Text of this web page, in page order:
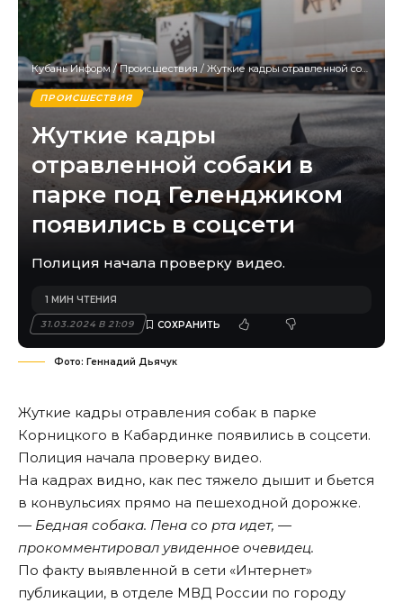
Кубань Информ/Происшествия / Жуткие кадры отравленной собаки в парке под Геленджиком появились в соцсети
ПРОИСШЕСТВИЯ
Жуткие кадры
отравленной собаки в
парке под Геленджиком
появились в соцсети
Полиция начала проверку видео.
31.03.2024 В 21:09
1 МИН ЧТЕНИЯ
Фото: Геннадий Дьячук
Жуткие кадры отравления собак в парке
Корницкого в Кабардинке появились в соцсети.
Полиция начала проверку видео.
На кадрах видно, как пес тяжело дышит и бьется
в конвульсиях прямо на пешеходной дорожке.
— Бедная собака. Пена со рта идет, —
прокомментировал увиденное очевидец.
По факту выявленной в сети «Интернет»
публикации, в отделе МВД России по городу